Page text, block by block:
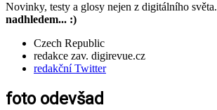
Novinky, testy a glosy nejen z digitálního světa.
nadhledem... :)
Czech Republic
redakce zav. digirevue.cz
redakční Twitter
foto odevšad